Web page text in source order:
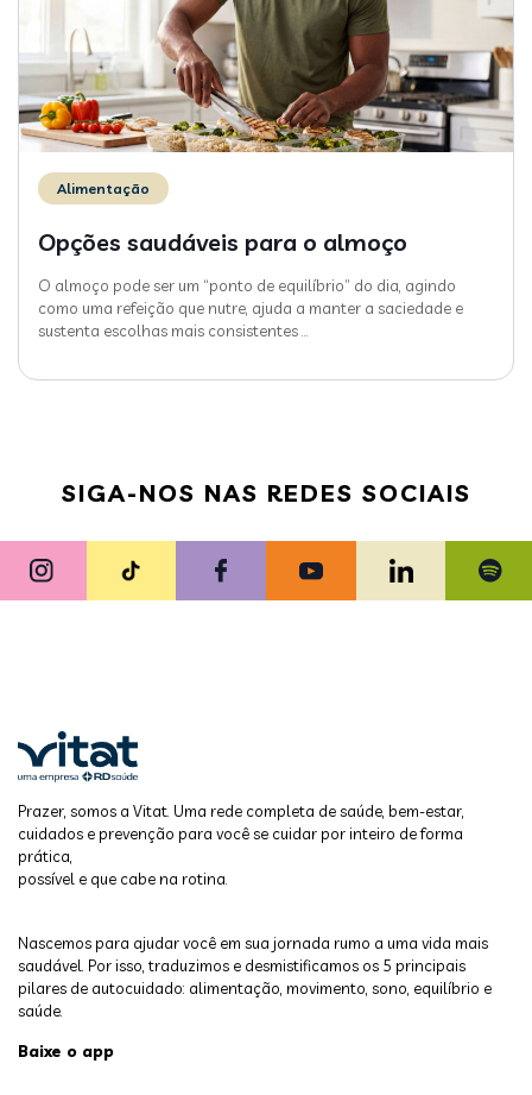
Alimentação
Opções saudáveis para o almoço
O almoço pode ser um “ponto de equilíbrio” do dia, agindo
como uma refeição que nutre, ajuda a manter a saciedade e
sustenta escolhas mais consistentes…
SIGA-NOS NAS REDES SOCIAIS
Prazer, somos a Vitat. Uma rede completa de saúde, bem-estar,
cuidados e prevenção para você se cuidar por inteiro de forma
prática,
possível e que cabe na rotina.
Nascemos para ajudar você em sua jornada rumo a uma vida mais
saudável. Por isso, traduzimos e desmistificamos os 5 principais
pilares de autocuidado: alimentação, movimento, sono, equilíbrio e
saúde.
Baixe o app